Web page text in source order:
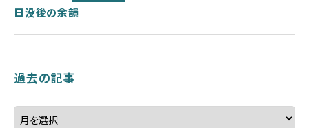
日没後の余韻
過去の記事